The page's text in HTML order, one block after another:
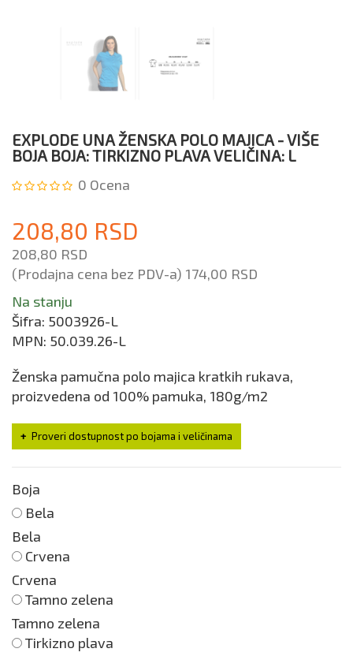
EXPLODE UNA ŽENSKA POLO MAJICA - VIŠE
BOJA BOJA: TIRKIZNO PLAVA VELIČINA: L
0 Ocena
208,80 RSD
208,80 RSD
(Prodajna cena bez PDV-a) 174,00 RSD
Na stanju
Šifra: 5003926-L
MPN: 50.039.26-L
Ženska pamučna polo majica kratkih rukava,
proizvedena od 100% pamuka, 180g/m2
Proveri dostupnost po bojama i veličinama
Boja
Bela
Bela
Crvena
Crvena
Tamno zelena
Tamno zelena
Tirkizno plava